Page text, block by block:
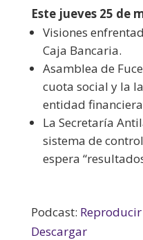
Este jueves 25 de
Visiones
Caja Bancaria.
Asamblea de
cuota social y la
entidad
La Secretaría
sistema de
espera
Podcast:
Descargar